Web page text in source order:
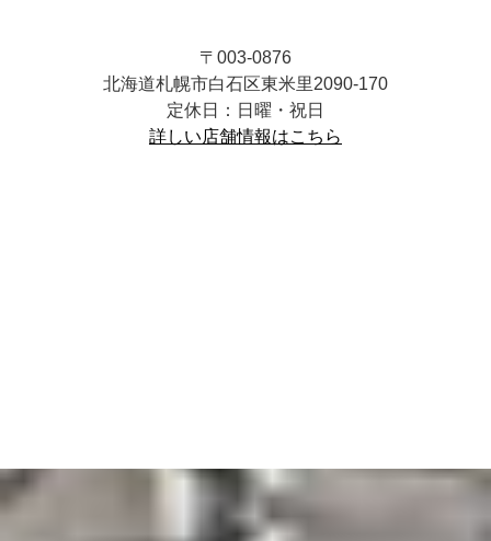
〒003-0876
北海道札幌市白石区東米里2090-170
定休日：日曜・祝日
詳しい店舗情報はこちら